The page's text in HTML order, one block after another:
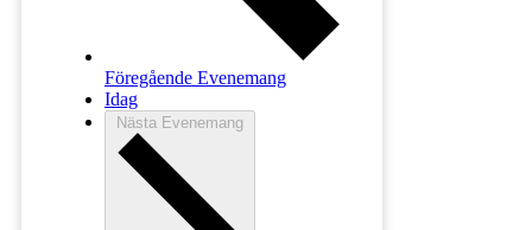
Föregående Evenemang
Idag
Nästa Evenemang